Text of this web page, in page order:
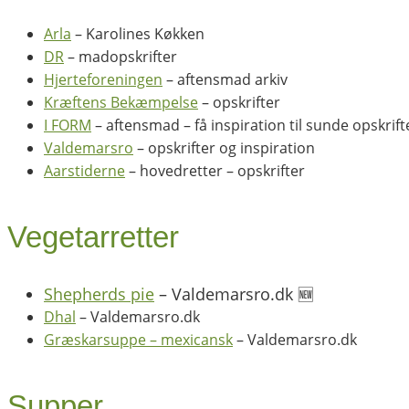
Arla – Karolines Køkken
DR– madopskrifter
Hjerteforeningen – aftensmad arkiv
Kræftens Bekæmpelse– opskrifter
I FORM – aftensmad – få inspiration til sunde
Valdemarsro – opskrifter og inspiration
Aarstiderne– hovedretter – opskrifter
Vegetarretter
Shepherds pie – Valdemarsro.dk 🆕
Dhal – Valdemarsro.dk
Græskarsuppe – mexicansk– Valdemarsro.dk